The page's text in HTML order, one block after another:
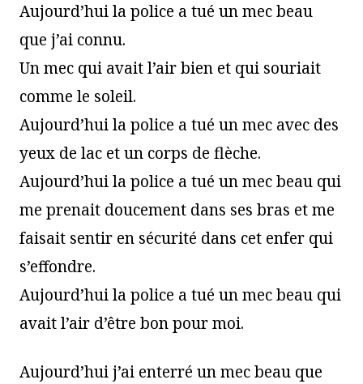
Aujourd’hui la police a tué un mec beau
que j’ai connu.
Un mec qui avait l’air bien et qui souriait
comme le soleil.
Aujourd’hui la police a tué un mec avec des
yeux de lac et un corps de flèche.
Aujourd’hui la police a tué un mec beau qui
me prenait doucement dans ses bras et me
faisait sentir en sécurité dans cet enfer qui
s’effondre.
Aujourd’hui la police a tué un mec beau qui
avait l’air d’être bon pour moi.
Aujourd’hui j’ai enterré un mec beau que